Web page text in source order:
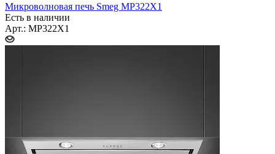
Микроволновая печь Smeg MP322X1
Есть в наличии
Арт.: MP322X1